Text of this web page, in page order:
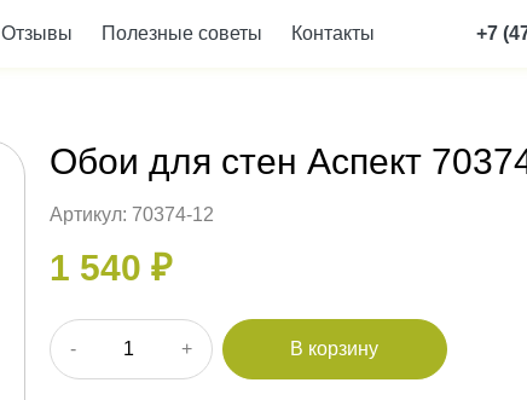
Отзывы Полезные советы Контакты +7
Обои для стен Аспект
Артикул: 70374-12
1 540 ₽
- + В корзину